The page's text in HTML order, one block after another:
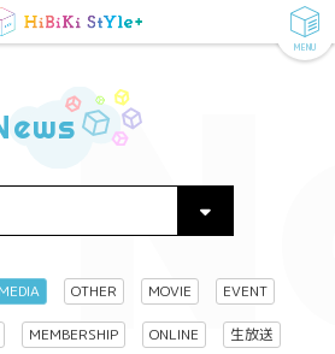
MENU
MEDIA OTHER MOVIE EVENT
MEMBERSHIP ONLINE 生放送